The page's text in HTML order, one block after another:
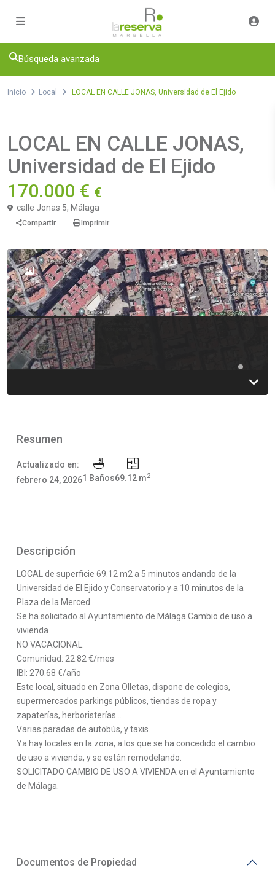
Búsqueda avanzada
Inicio Local LOCAL EN CALLE JONAS, Universidad de El Ejido
LOCAL EN CALLE JONAS,
Universidad de El Ejido
170.000 € €
calle Jonas 5, Málaga
Compartir Imprimir
Resumen
Actualizado en:
febrero 24, 20261 Baños69.12 m2
Descripción
LOCAL de superficie 69.12 m2 a 5 minutos andando de la
Universidad de El Ejido y Conservatorio y a 10 minutos de la
Plaza de la Merced.
Se ha solicitado al Ayuntamiento de Málaga Cambio de uso a
vivienda
NO VACACIONAL.
Comunidad: 22.82 €/mes
IBI: 270.68 €/año
Este local, situado en Zona Olletas, dispone de colegios,
supermercados parkings públicos, tiendas de ropa y
zapaterías, herboristerías…
Varias paradas de autobús, y taxis.
Ya hay locales en la zona, a los que se ha concedido el cambio
de uso a vivienda, y se están remodelando.
SOLICITADO CAMBIO DE USO A VIVIENDA en el Ayuntamiento
de Málaga.
Documentos de Propiedad